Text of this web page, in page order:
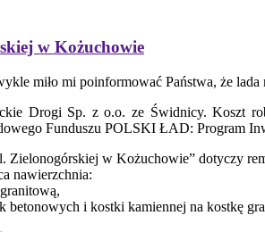
w Kożuchowie
miło mi poinformować Państwa, że
Drogi Sp. z o.o. ze Świdnicy. Koszt
Funduszu POLSKI ŁAD: Program
Zielonogórskiej w Kożuchowie” dotyczy
nawierzchnia:
betonowych i kostki kamiennej na kostkę